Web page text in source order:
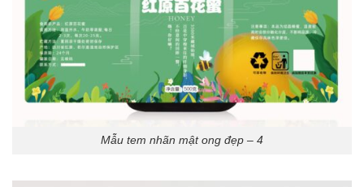
Mẫu tem nhãn mật ong đẹp – 4